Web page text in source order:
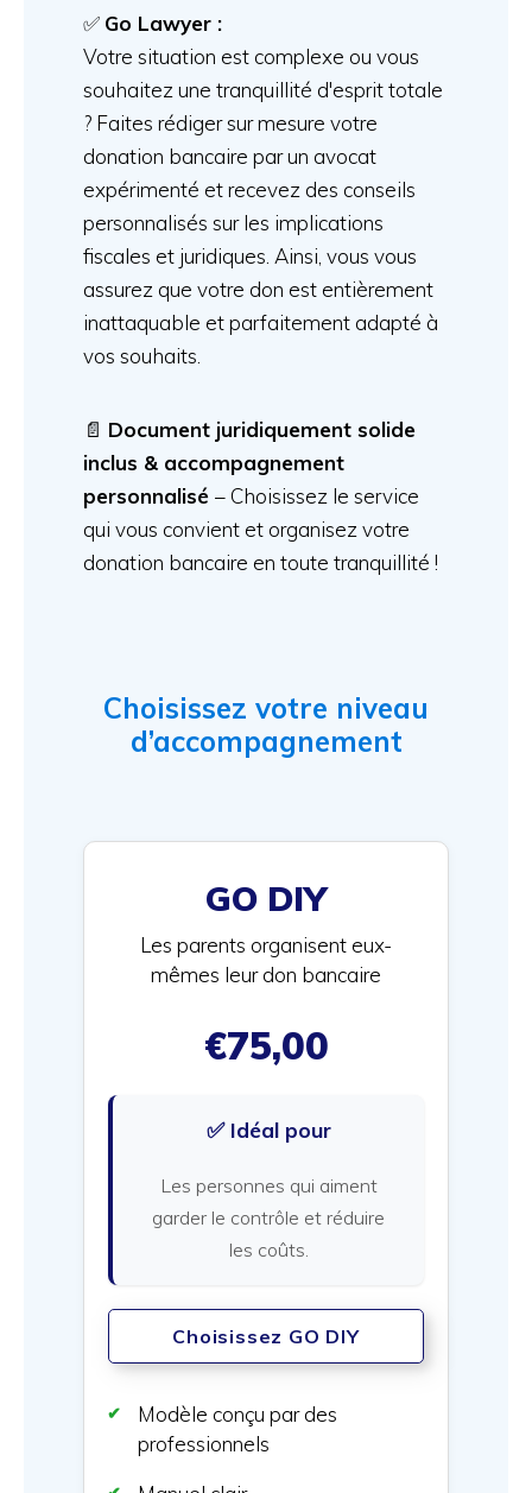
✅ Go Lawyer :
Votre situation est complexe ou vous
souhaitez une tranquillité d'esprit totale
? Faites rédiger sur mesure votre
donation bancaire par un avocat
expérimenté et recevez des conseils
personnalisés sur les implications
fiscales et juridiques. Ainsi, vous vous
assurez que votre don est entièrement
inattaquable et parfaitement adapté à
vos souhaits.
📄 Document juridiquement solide
inclus & accompagnement
personnalisé – Choisissez le service
qui vous convient et organisez votre
donation bancaire en toute tranquillité !
Choisissez votre niveau
d’accompagnement
GO DIY
Les parents organisent eux-
mêmes leur don bancaire
€75,00
✅ Idéal pour
Les personnes qui aiment
garder le contrôle et réduire
les coûts.
Choisissez GO DIY
Modèle conçu par des
professionnels